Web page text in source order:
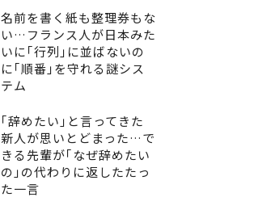
名前を書く紙も整理券もな
い…フランス人が日本みた
いに｢行列｣に並ばないの
に｢順番｣を守れる謎シス
テム
｢辞めたい｣と言ってきた
新人が思いとどまった…で
きる先輩が｢なぜ辞めたい
の｣の代わりに返したたっ
た一言